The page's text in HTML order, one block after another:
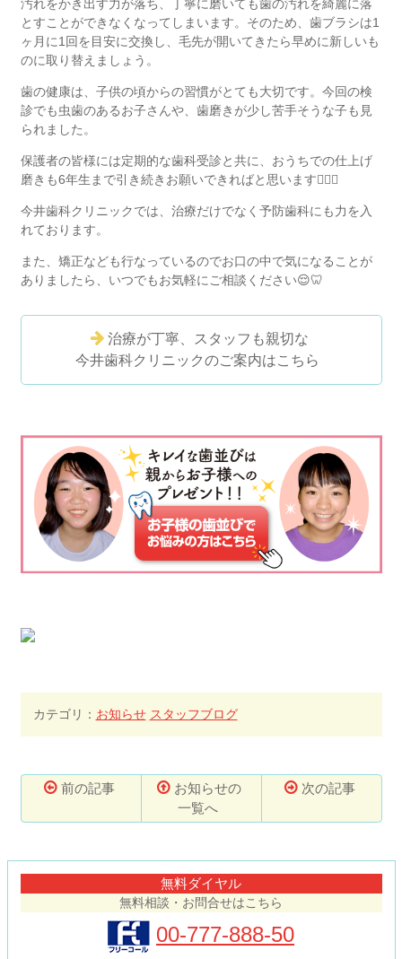
汚れをかき出す力が落ち、丁寧に磨いても歯の汚れを綺麗に落
とすことができなくなってしまいます。そのため、歯ブラシは1
ヶ月に1 回を目安に交換し、毛先が開いてきたら早めに新しいも
のに取り替えましょう。
歯の健康は、子供の頃からの習慣がとても大切です。今回の検
診でも虫歯のあるお子さんや、歯磨きが少し苦手そうな子も見
られました。
保護者の皆様には定期的な歯科受診と共に、おうちでの仕上げ
磨きも6年生まで引き続きお願いできればと思います🙇‍♂️✨
今井歯科クリニックでは、治療だけでなく予防歯科にも力を入
れております。
また、矯正なども行なっているのでお口の中で気になることが
ありましたら、いつでもお気軽にご相談ください😌🦷
治療が丁寧、スタッフも親切な
今井歯科クリニックのご案内はこちら
カテゴリ： お知らせ スタッフブログ
前の記事
お知らせの
一覧へ
次の記事
無料ダイヤル
無料相談・お問合せはこちら
00-777-888-50